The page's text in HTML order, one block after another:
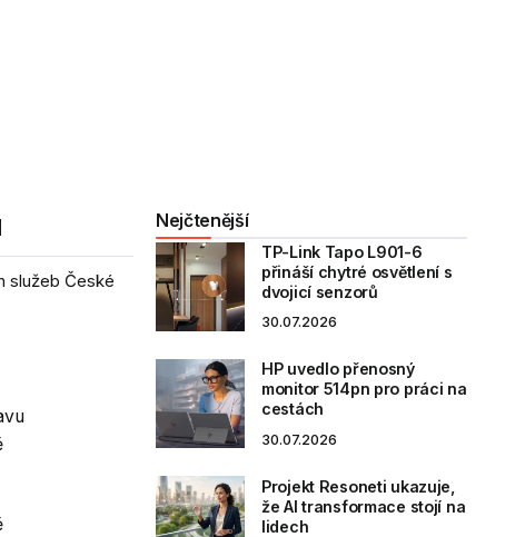
služeb České
Nejčtenější
TP-Link Tapo L901-6
přináší chytré osvětlení s
dvojicí senzorů
30.07.2026
HP uvedlo přenosný
monitor 514pn pro práci na
cestách
30.07.2026
Projekt Resoneti ukazuje,
že AI transformace stojí na
lidech